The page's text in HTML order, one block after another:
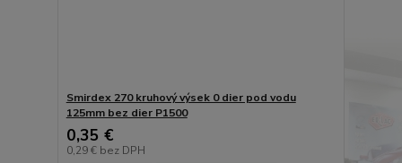
Smirdex 270 kruhový výsek 0 dier pod vodu
125mm bez dier P1500
0,35 €
0,29 € bez DPH